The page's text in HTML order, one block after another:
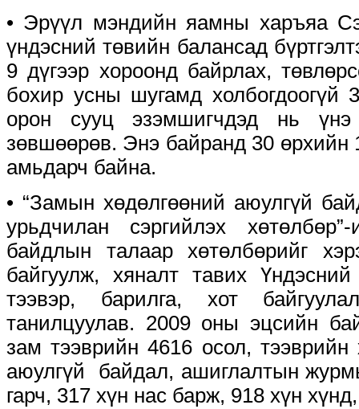
• Эрүүл мэндийн яамны харъяа
үндэсний төвийн балансад
9 дүгээр хороонд байрлах,
бохир усны шугамд
орон сууц эзэмшигчдэд нь үнэ
зөвшөөрөв. Энэ байранд 30 өрхийн
амьдарч байна.
• “Замын хөдөлгөөний аюулгүй
урьдчилан сэргийлэх
байдлын талаар хөтөлбөрийг
байгуулж, хяналт тавих
тээвэр, барилга, хот
танилцуулав. 2009 оны эцсийн
зам тээврийн 4616 осол, тээврийн
аюулгүй байдал, ашиглалтын
гарч, 317 хүн нас барж, 918 хүн